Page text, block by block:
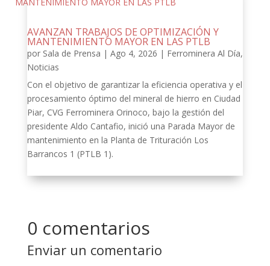
AVANZAN TRABAJOS DE OPTIMIZACIÓN Y
MANTENIMIENTO MAYOR EN LAS PTLB
por Sala de Prensa | Ago 4, 2026 | Ferrominera Al Día,
Noticias
Con el objetivo de garantizar la eficiencia operativa y el
procesamiento óptimo del mineral de hierro en Ciudad
Piar, CVG Ferrominera Orinoco, bajo la gestión del
presidente Aldo Cantafio, inició una Parada Mayor de
mantenimiento en la Planta de Trituración Los
Barrancos 1 (PTLB 1).
0 comentarios
Enviar un comentario